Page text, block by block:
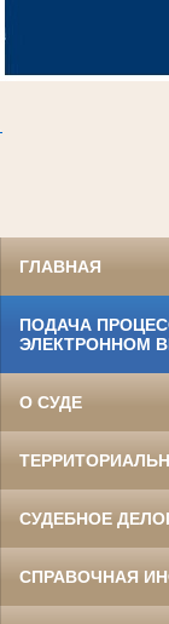
ГЛАВНАЯ
ПОДАЧА
ЭЛЕКТРОННОМ
О СУДЕ
СУДЕБНОЕ
СПРАВОЧНАЯ